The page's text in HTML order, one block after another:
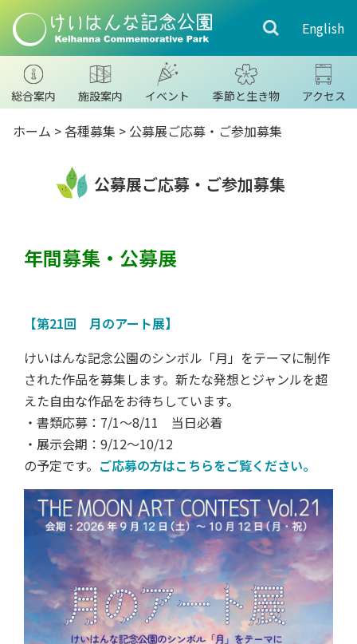
English
総合案内 施設案内 イベント 季節と生き物 アクセス
ホーム >各種募集 > 公募展ご応募・ご参加募集
公募展ご応募・ご参加募集
年間募集・公募展
【第21回 月のアート展】
けいはんな記念公園のシンボル「月」をテーマに制作
された作品を募集します。新たな発想とジャンルを超
えた自由な作品をお待ちしています。
・書類応募：7/1～8/11 当日必着
・展示会期：9/12～10/12
の予定です。 ご応募の方はこちらをご覧ください。